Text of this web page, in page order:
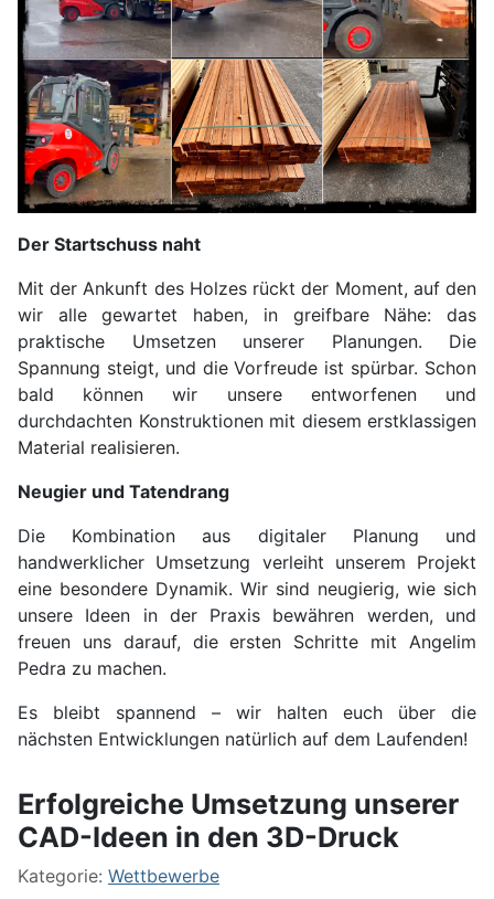
Der Startschuss naht
Mit der Ankunft des Holzes rückt der Moment, auf den
wir alle gewartet haben, in greifbare Nähe: das
praktische Umsetzen unserer Planungen. Die
Spannung steigt, und die Vorfreude ist spürbar. Schon
bald können wir unsere entworfenen und
durchdachten Konstruktionen mit diesem erstklassigen
Material realisieren.
Neugier und Tatendrang
Die Kombination aus digitaler Planung und
handwerklicher Umsetzung verleiht unserem Projekt
eine besondere Dynamik. Wir sind neugierig, wie sich
unsere Ideen in der Praxis bewähren werden, und
freuen uns darauf, die ersten Schritte mit Angelim
Pedra zu machen.
Es bleibt spannend – wir halten euch über die
nächsten Entwicklungen natürlich auf dem Laufenden!
Erfolgreiche Umsetzung unserer
CAD-Ideen in den 3D-Druck
Kategorie: Wettbewerbe